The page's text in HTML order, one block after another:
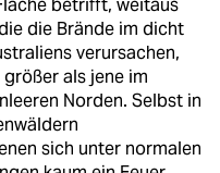
die Brände im dicht
verursachen,
als jene im
Norden. Selbst in
sich unter normalen